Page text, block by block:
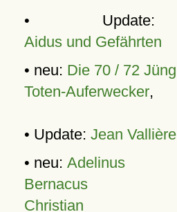
•
Aidus und Gefährten
• neu: Die 70 / 72
Toten-Auferwecker,
• Update: Jean Vallière
• neu: Adelinus
Bernacus
Christian